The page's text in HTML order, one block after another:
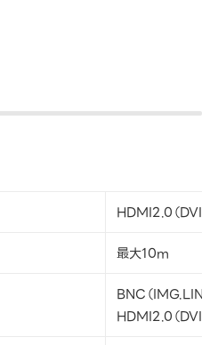
HDMI2.0（DVI
最大10m
BNC（
HDMI2.0（DVI